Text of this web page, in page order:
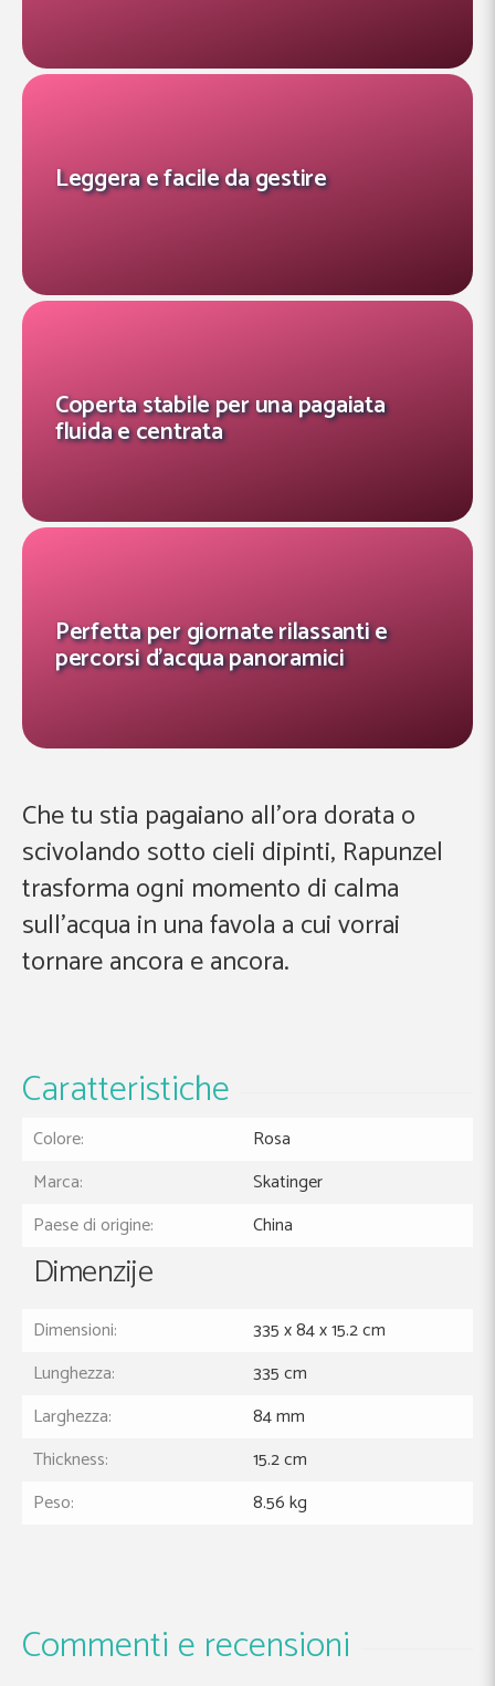
Leggera e facile da gestire
Coperta stabile per una pagaiata
fluida e centrata
Perfetta per giornate rilassanti e
percorsi d’acqua panoramici
Che tu stia pagaiano all’ora dorata o
scivolando sotto cieli dipinti, Rapunzel
trasforma ogni momento di calma
sull’acqua in una favola a cui vorrai
tornare ancora e ancora.
Caratteristiche
Colore:
Rosa
Marca:
Skatinger
Paese di origine:
China
Dimenzije
Dimensioni:
335 x 84 x 15.2 cm
Lunghezza:
335 cm
Larghezza:
84 mm
Thickness:
15.2 cm
Peso:
8.56 kg
Commenti e recensioni